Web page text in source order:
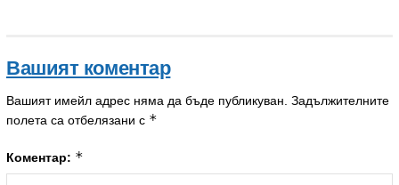
Вашият коментар
Вашият имейл адрес няма да бъде публикуван. Задължителните
полета са отбелязани с *
Коментар: *